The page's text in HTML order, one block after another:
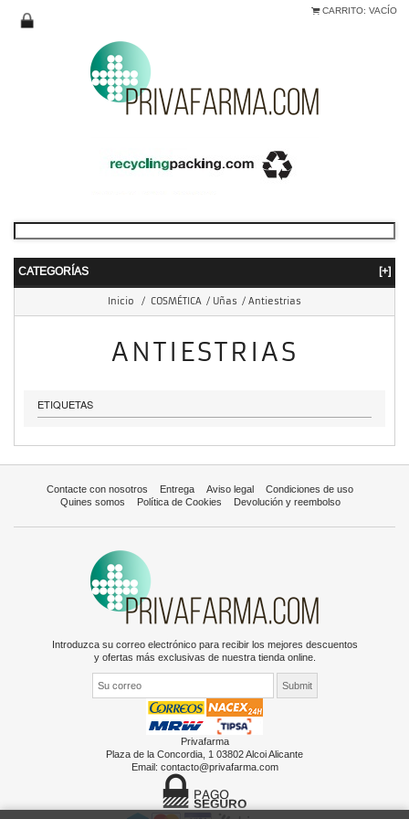
CARRITO: VACÍO
CATEGORÍAS [+]
Inicio / COSMÉTICA / Uñas / Antiestrias
ANTIESTRIAS
ETIQUETAS
Contacte con nosotros Entrega Aviso legal
Condiciones de uso
Quines somos
Política de Cookies Devolución y reembolso
Introduzca su correo electrónico para recibir los mejores descuentos
y ofertas más exclusivas de nuestra tienda online.
Privafarma
Plaza de la Concordia, 1 03802 Alcoi Alicante
Email: contacto@privafarma.com